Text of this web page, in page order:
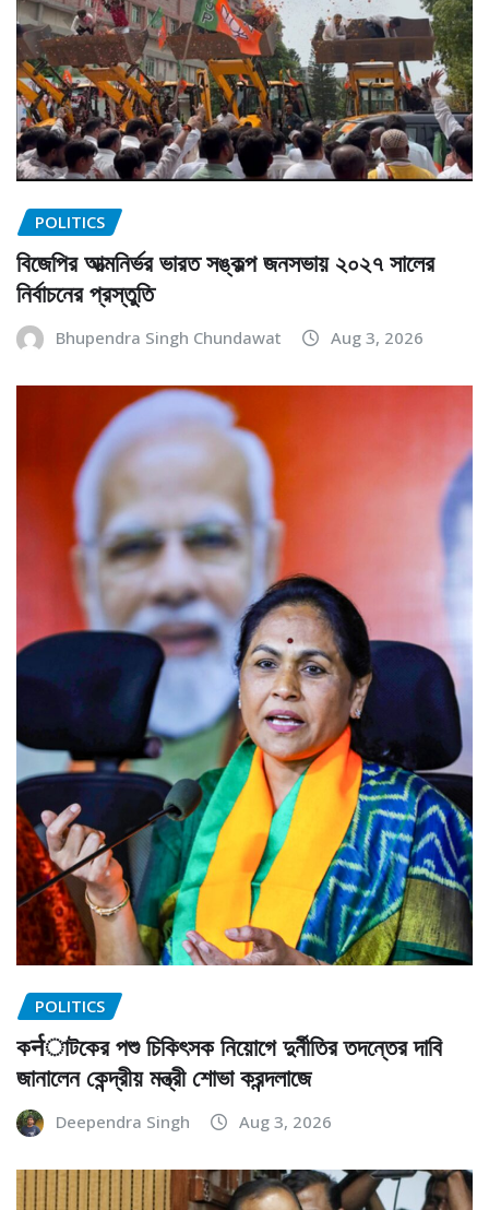
POLITICS
বিজেপির আত্মনির্ভর ভারত সঙ্কল্প জনসভায় ২০২৭ সালের
নির্বাচনের প্রস্তুতি
Bhupendra Singh Chundawat Aug 3, 2026
POLITICS
কर्नাটকের পশু চিকিৎসক নিয়োগে দুর্নীতির তদন্তের দাবি
জানালেন কেন্দ্রীয় মন্ত্রী শোভা করন্দলাজে
Deependra Singh Aug 3, 2026